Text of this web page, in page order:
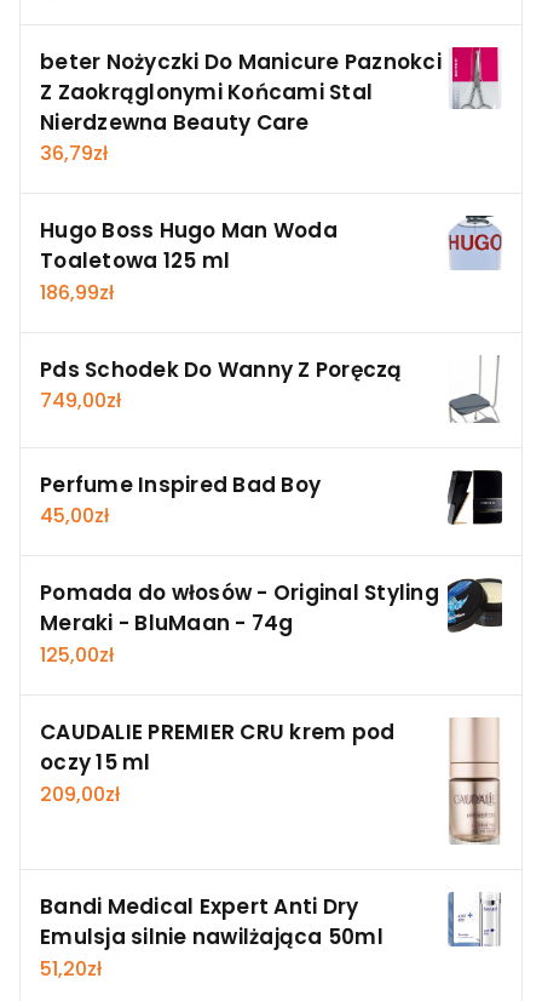
beter Nożyczki Do Manicure Paznokci
Z Zaokrąglonymi Końcami Stal
Nierdzewna Beauty Care
36,79zł
Hugo Boss Hugo Man Woda
Toaletowa 125 ml
186,99zł
Pds Schodek Do Wanny Z Poręczą
749,00zł
Perfume Inspired Bad Boy
45,00zł
Pomada do włosów - Original Styling
Meraki - BluMaan - 74g
125,00zł
CAUDALIE PREMIER CRU krem pod
oczy 15 ml
209,00zł
Bandi Medical Expert Anti Dry
Emulsja silnie nawilżająca 50ml
51,20zł